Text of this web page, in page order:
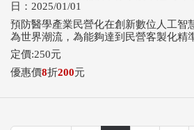
日：2025/01/01
預防醫學產業民營化在創新數位人工智
為世界潮流，為能夠達到民營客製化精
定價:250元
優惠價8折200元